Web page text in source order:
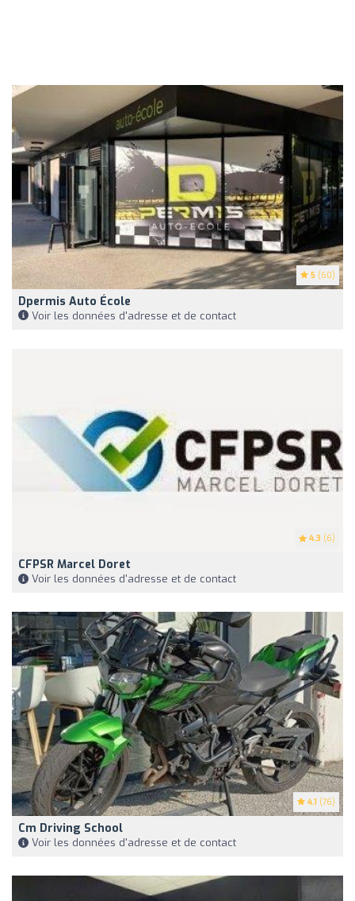
5 (60)
Dpermis Auto École
Voir les données d'adresse et de contact
4.3 (6)
CFPSR Marcel Doret
Voir les données d'adresse et de contact
4.1 (76)
Cm Driving School
Voir les données d'adresse et de contact